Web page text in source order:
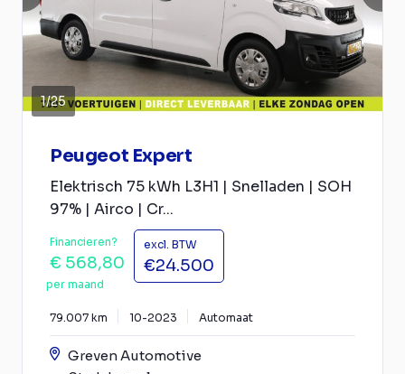
1/25
Peugeot Expert
Elektrisch 75 kWh L3H1 | Snelladen | SOH
97% | Airco | Cr...
Financieren?
€ 568,80
per maand
excl. BTW
€24.500
79.007 km 10-2023 Automaat
Greven Automotive